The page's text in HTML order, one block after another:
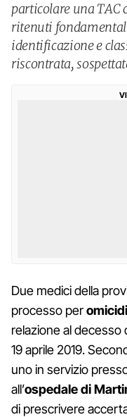
particolare una TAC
ritenuti
identificazione e
riscontrata,
Due medici della
processo per
relazione al decesso
19 aprile 2019.
uno in servizio
all’ospedale di
di prescrivere